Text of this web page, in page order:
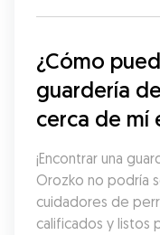
¿Cómo
guardería
cerca de mí
¡Encontrar una
Orozko no podría
cuidadores de
calificados y listos